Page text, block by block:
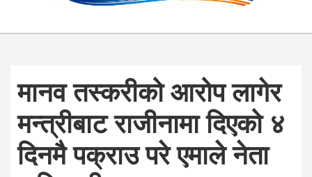
संघीय
प्रविधि
जीवनशैली
मानव तस्करीको आरोप लागेर
मन्त्रीबाट राजीनामा दिएको ४
दिनमै पक्राउ परे एमाले नेता